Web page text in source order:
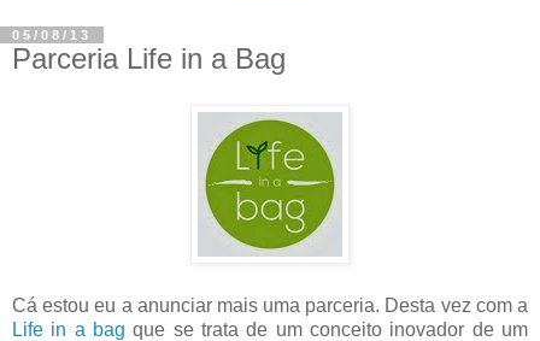
05/08/13
Parceria Life in a Bag
Cá estou eu a anunciar mais uma parceria. Desta vez com a
Life in a bag que se trata de um conceito inovador de um